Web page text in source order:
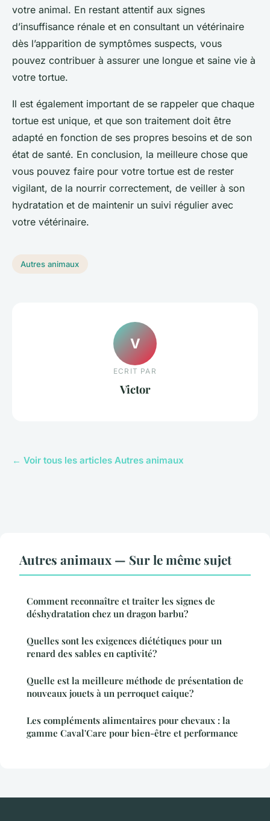
votre animal. En restant attentif aux signes
d’insuffisance rénale et en consultant un vétérinaire
dès l’apparition de symptômes suspects, vous
pouvez contribuer à assurer une longue et saine vie à
votre tortue.
Il est également important de se rappeler que chaque
tortue est unique, et que son traitement doit être
adapté en fonction de ses propres besoins et de son
état de santé. En conclusion, la meilleure chose que
vous pouvez faire pour votre tortue est de rester
vigilant, de la nourrir correctement, de veiller à son
hydratation et de maintenir un suivi régulier avec
votre vétérinaire.
Autres animaux
V
ECRIT PAR
Victor
← Voir tous les articles Autres animaux
Autres animaux — Sur le même sujet
Comment reconnaître et traiter les signes de
déshydratation chez un dragon barbu?
Quelles sont les exigences diététiques pour un
renard des sables en captivité?
Quelle est la meilleure méthode de présentation de
nouveaux jouets à un perroquet caique?
Les compléments alimentaires pour chevaux : la
gamme Caval'Care pour bien-être et performance